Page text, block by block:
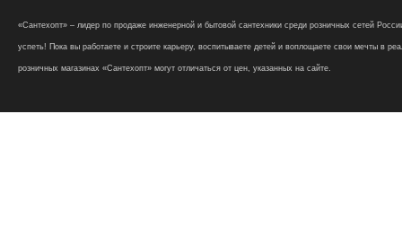
«Сантехопт» – лидер по продаже инженерной и бытовой сантехники среди розничных сетей
успеть! Пока вы работаете и строите карьеру, воспитываете детей и воплощаете свои мечты в
розничных магазинах «Сантехопт» могут отличаться от цен, указанных на сайте.